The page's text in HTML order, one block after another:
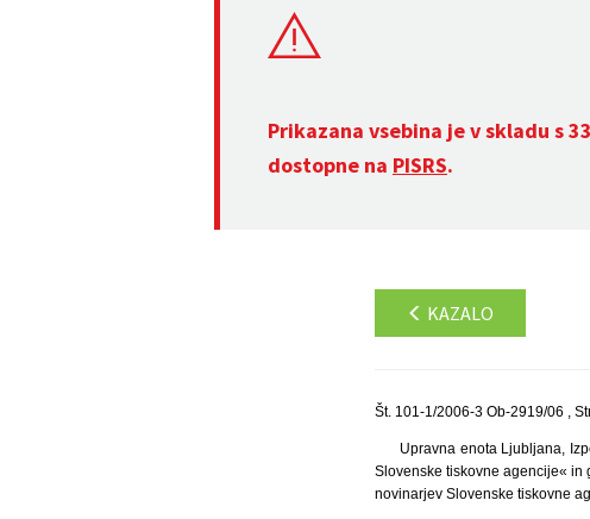
Prikazana vsebina je v skladu s
dostopne na PISRS.
KAZALO
Št. 101-1/2006-3 Ob-2919/06 ,
Upravna enota Ljubljana,
Slovenske tiskovne agencije« in
novinarjev Slovenske tiskovne